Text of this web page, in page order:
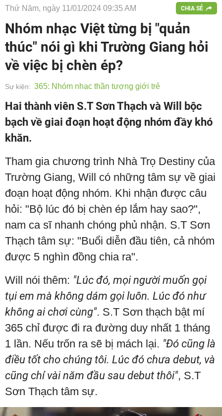
Thứ Năm, ngày 11/01/2024 09:35 AM CHIA SẺ
Nhóm nhạc Việt từng bị "quản
thúc" nói gì khi Trường Giang hỏi
về việc bị chèn ép?
Sự kiện: 365: Nhóm nhạc thần tượng giới trẻ
Hai thành viên S.T Sơn Thạch và Will bộc
bạch về giai đoạn hoạt động nhóm đầy khó
khăn.
Tham gia chương trình Nhà Trọ Destiny của
Trường Giang, Will có những tâm sự về giai
đoạn hoạt động nhóm. Khi nhận được câu
hỏi: "Bộ lúc đó bị chèn ép lắm hay sao?",
nam ca sĩ nhanh chóng phủ nhận. S.T Sơn
Thạch tâm sự: "Buổi diễn đầu tiên, cả nhóm
được 5 nghìn đồng chia ra".
Will nói thêm: "Lúc đó, mọi người muốn gọi
tụi em mà không dám gọi luôn. Lúc đó như
không ai chơi cùng". S.T Sơn thạch bật mí
365 chỉ được đi ra đường duy nhất 1 tháng
1 lần. Nếu trốn ra sẽ bị mách lại. "Đó cũng là
điều tốt cho chúng tôi. Lúc đó chưa debut, và
cũng chỉ vài năm đầu sau debut thôi", S.T
Sơn Thạch tâm sự.